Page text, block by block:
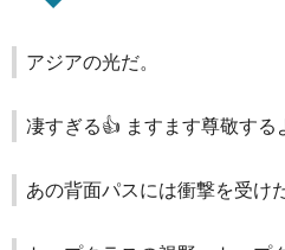
アジアの光だ。
凄すぎる👍️ ますます尊敬する
あの背面パスには衝撃を受け